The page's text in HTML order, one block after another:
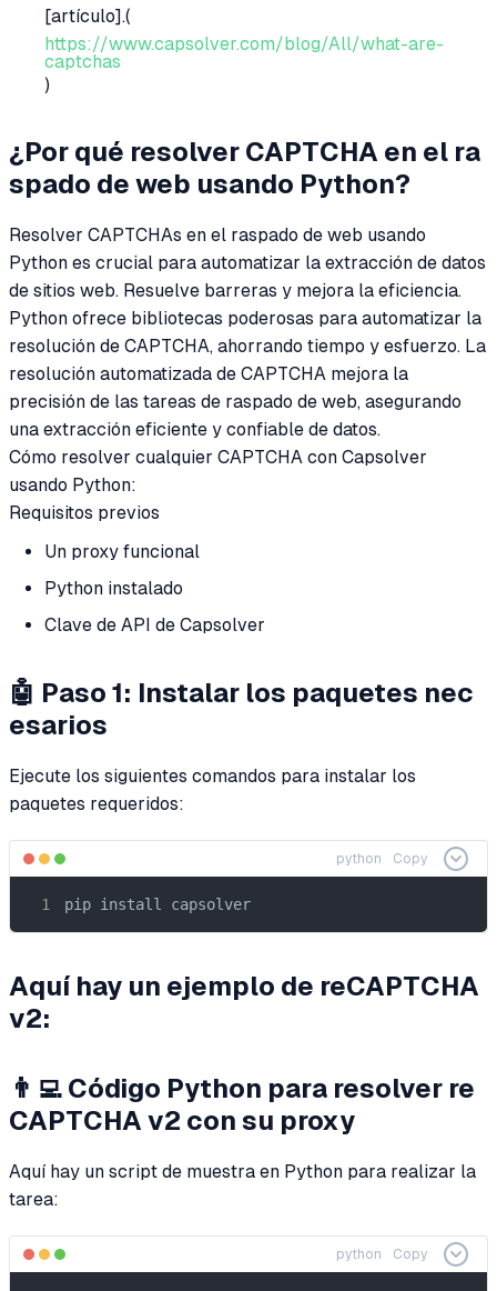
[artículo].(
https://www.capsolver.com/blog/All/what-are-
captchas
)
¿Por qué resolver CAPTCHA en el ra
spado de web usando Python?
Resolver CAPTCHAs en el raspado de web usando
Python es crucial para automatizar la extracción de datos
de sitios web. Resuelve barreras y mejora la eficiencia.
Python ofrece bibliotecas poderosas para automatizar la
resolución de CAPTCHA, ahorrando tiempo y esfuerzo. La
resolución automatizada de CAPTCHA mejora la
precisión de las tareas de raspado de web, asegurando
una extracción eficiente y confiable de datos.
Cómo resolver cualquier CAPTCHA con Capsolver
usando Python:
Requisitos previos
Un proxy funcional
Python instalado
Clave de API de Capsolver
🤖 Paso 1: Instalar los paquetes nec
esarios
Ejecute los siguientes comandos para instalar los
paquetes requeridos:
python Copy
pip install capsolver
Aquí hay un ejemplo de reCAPTCHA
v2:
👨‍💻 Código Python para resolver re
CAPTCHA v2 con su proxy
Aquí hay un script de muestra en Python para realizar la
tarea:
python Copy